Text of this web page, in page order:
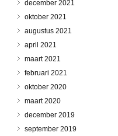
december 2021
oktober 2021
augustus 2021
april 2021
maart 2021
februari 2021
oktober 2020
maart 2020
december 2019
september 2019